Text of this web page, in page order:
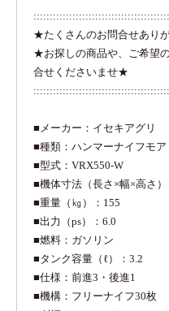
★たくさんのお問合せあり
★お探しの商品や、ご希望
合せくださいませ★
■メーカー：イセキアグリ
■種類：ハンマーナイフモア
■型式：VRX550-W
■機体寸法（長さ×幅×高さ
■重量（㎏）：155
■出力（ps）：6.0
■燃料：ガソリン
■タンク容量（ℓ）：3.2
■仕様：前進3・後進1
■機構：フリーナイフ30枚